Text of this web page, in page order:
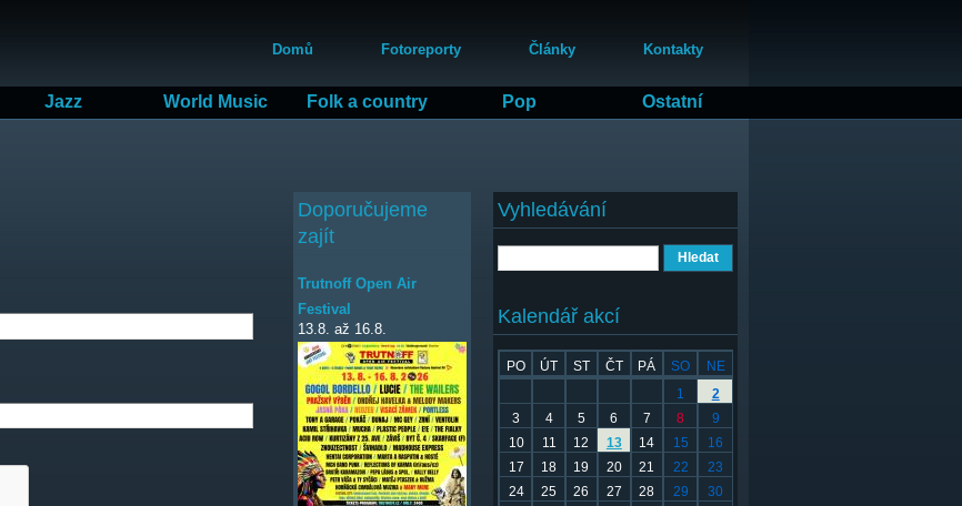
obsahu
Domů Fotoreporty Články Kontakty
Jazz World Music Folk a country Pop Ostatní
Vyhledávání
Kalendář akcí
PO ÚT ST ČT PÁ SO
NE
1
2
3
4 5 6 7 8
9
10
11 12 13 14 15
16
17
18 19 20 21 22
23
24
25 26 27 28 29
30
Doporučujeme
zajít
Trutnoff Open Air
Festival
13.8. až 16.8.